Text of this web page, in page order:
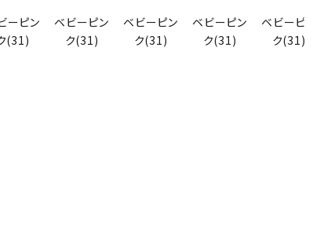
ーピン
(31)
ベビーピン
ク(31)
ベビーピン
ク(31)
ベビーピン
ク(31)
ベビーピン
ク(31)